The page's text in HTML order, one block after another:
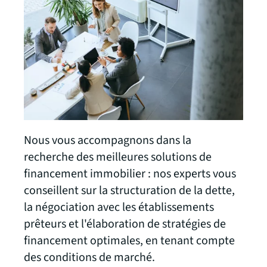
Nous vous accompagnons dans la
recherche des meilleures solutions de
financement immobilier : nos experts vous
conseillent sur la structuration de la dette,
la négociation avec les établissements
prêteurs et l'élaboration de stratégies de
financement optimales, en tenant compte
des conditions de marché.